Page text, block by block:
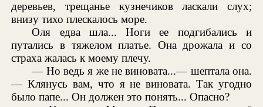
деревьев, трещанье кузнечиков ласкали слух;
внизу тихо плескалось море.
Оля едва шла... Ноги ее подгибались и
путались в тяжелом платье. Она дрожала и со
страха жалась к моему плечу.
— Но ведь я же не виновата...— шептала она.
— Клянусь вам, что я не виновата. Так угодно
было папе... Он должен это понять... Опасно?